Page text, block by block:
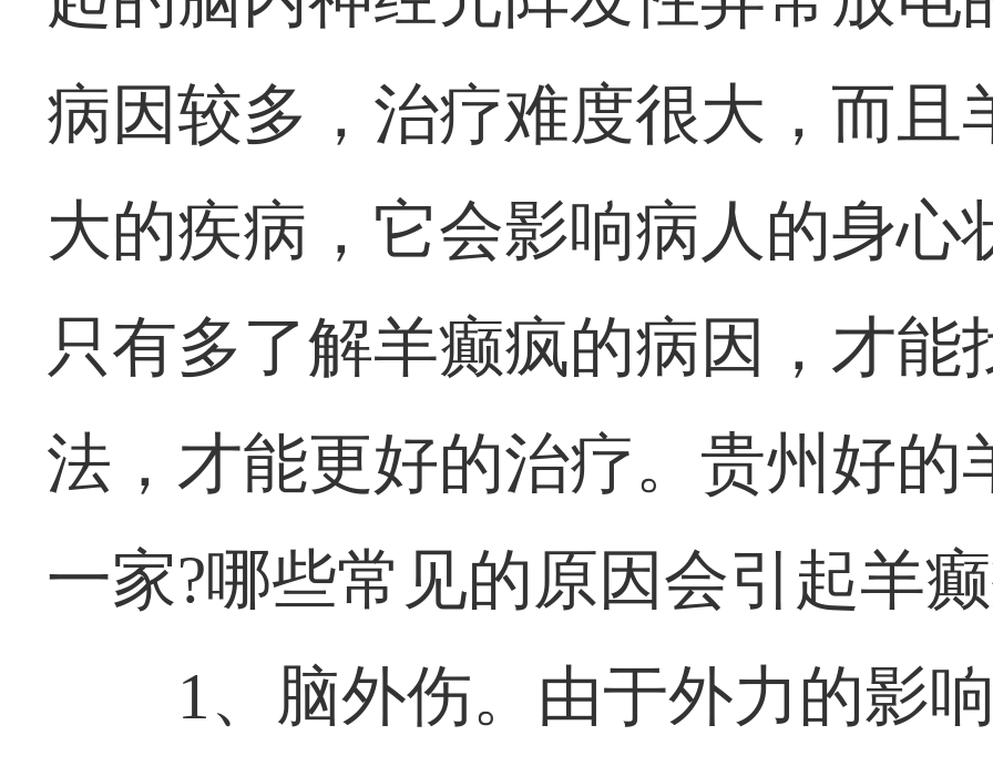
病因较多，治疗难度很大，而且
大的疾病，它会影响病人的身心
只有多了解羊癫疯的病因，才能
法，才能更好的治疗。贵州好的
一家?哪些常见的原因会引起羊
1、脑外伤。由于外力的影